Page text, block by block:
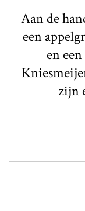
Aan de
een
en
zijn